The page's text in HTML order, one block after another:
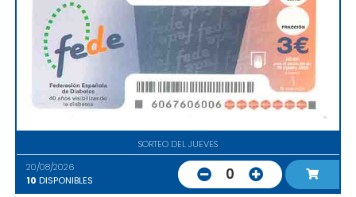
SORTEO DEL JUEVES
20/08/2026
10 DISPONIBLES 0